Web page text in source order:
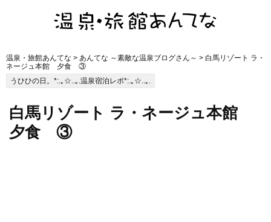
温泉・旅館あんてな > あんてな ～素敵な温泉ブログさん～ > 白馬リゾート ラ・
ネージュ本館 夕食 ③
うひひの日。*:.｡☆..｡.温泉宿泊レポ*:.｡☆..｡.
白馬リゾート ラ・ネージュ本館
夕食 ③